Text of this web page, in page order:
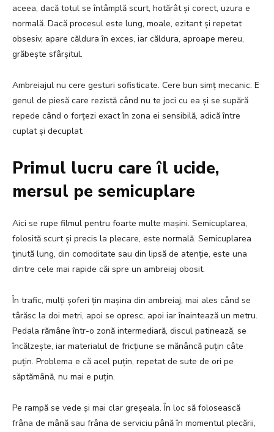
aceea, dacă totul se întâmplă scurt, hotărât și corect, uzura e
normală. Dacă procesul este lung, moale, ezitant și repetat
obsesiv, apare căldura în exces, iar căldura, aproape mereu,
grăbește sfârșitul.
Ambreiajul nu cere gesturi sofisticate. Cere bun simț mecanic. E
genul de piesă care rezistă când nu te joci cu ea și se supără
repede când o forțezi exact în zona ei sensibilă, adică între
cuplat și decuplat.
Primul lucru care îl ucide,
mersul pe semicuplare
Aici se rupe filmul pentru foarte multe mașini. Semicuplarea,
folosită scurt și precis la plecare, este normală. Semicuplarea
ținută lung, din comoditate sau din lipsă de atenție, este una
dintre cele mai rapide căi spre un ambreiaj obosit.
În trafic, mulți șoferi țin mașina din ambreiaj, mai ales când se
târăsc la doi metri, apoi se opresc, apoi iar înaintează un metru.
Pedala rămâne într-o zonă intermediară, discul patinează, se
încălzește, iar materialul de fricțiune se mănâncă puțin câte
puțin. Problema e că acel puțin, repetat de sute de ori pe
săptămână, nu mai e puțin.
Pe rampă se vede și mai clar greșeala. În loc să folosească
frâna de mână sau frâna de serviciu până în momentul plecării,